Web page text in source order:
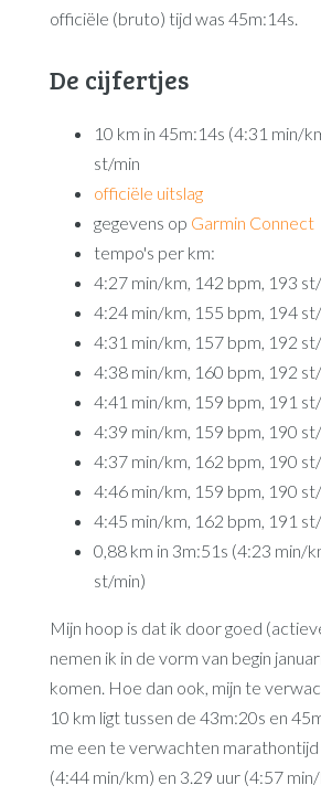
officiële (bruto) tijd was 45m:14s.
De cijfertjes
10 km in 45m:14s (4:31 min/
st/min
officiële uitslag
gegevens op Garmin Connect
tempo's per km:
4:27 min/km, 142 bpm, 193
4:24 min/km, 155 bpm, 194
4:31 min/km, 157 bpm, 192
4:38 min/km, 160 bpm, 192
4:41 min/km, 159 bpm, 191
4:39 min/km, 159 bpm, 190
4:37 min/km, 162 bpm, 190
4:46 min/km, 159 bpm, 190
4:45 min/km, 162 bpm, 191
0,88 km in 3m:51s (4:23 min/
st/min)
Mijn hoop is dat ik door goed
nemen ik in de vorm van begin
komen. Hoe dan ook, mijn te
10 km ligt tussen de 43m:20s en
me een te verwachten marathontijd
(4:44 min/km) en 3.29 uur (4:57